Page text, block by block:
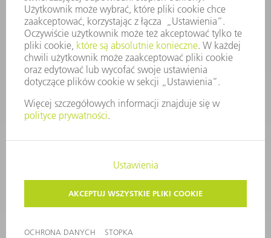
48225753936
8.00 - 17.00
czesci.zamienne@trumpf.com
PRAWA AUTORSKIE I PRAWA DOTYCZĄCE ZNAKÓW TOWAROWYCH
WARUNKI UŻYTKOWANIA
©2026TRUMPF